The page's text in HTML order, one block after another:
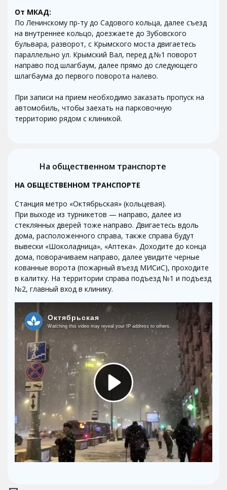
От МКАД:
По Ленинскому пр-ту до Садового кольца, далее съезд
на внутреннее кольцо, доезжаете до Зубовского
бульвара, разворот, с Крымского моста двигаетесь
параллельно ул. Крымский Вал, перед д.№1 поворот
направо под шлагбаум, далее прямо до следующего
шлагбаума до первого поворота налево.
При записи на прием необходимо заказать пропуск на
автомобиль, чтобы заехать на парковочную
территорию рядом с клиникой.
На общественном транспорте
НА ОБЩЕСТВЕННОМ ТРАНСПОРТЕ
Станция метро «Октябрьская» (кольцевая).
При выходе из турникетов — направо, далее из
стеклянных дверей тоже направо. Двигаетесь вдоль
дома, расположенного справа, также справа будут
вывески «Шоколадница», «Аптека». Доходите до конца
дома, поворачиваем направо, далее увидите черные
кованные ворота (пожарный въезд МИСиС), проходите
в калитку. На территории справа подъезд №1 и подъезд
№2, главный вход в клинику.